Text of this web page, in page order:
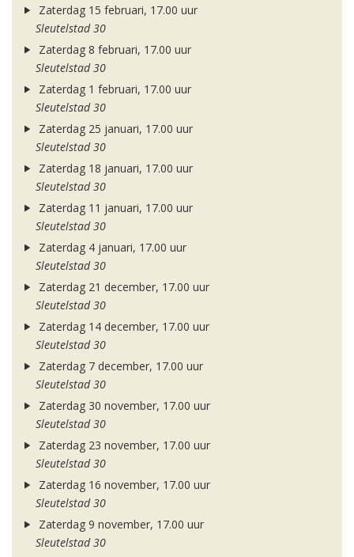
Zaterdag 15 februari, 17.00 uur
Sleutelstad 30
Zaterdag 8 februari, 17.00 uur
Sleutelstad 30
Zaterdag 1 februari, 17.00 uur
Sleutelstad 30
Zaterdag 25 januari, 17.00 uur
Sleutelstad 30
Zaterdag 18 januari, 17.00 uur
Sleutelstad 30
Zaterdag 11 januari, 17.00 uur
Sleutelstad 30
Zaterdag 4 januari, 17.00 uur
Sleutelstad 30
Zaterdag 21 december, 17.00 uur
Sleutelstad 30
Zaterdag 14 december, 17.00 uur
Sleutelstad 30
Zaterdag 7 december, 17.00 uur
Sleutelstad 30
Zaterdag 30 november, 17.00 uur
Sleutelstad 30
Zaterdag 23 november, 17.00 uur
Sleutelstad 30
Zaterdag 16 november, 17.00 uur
Sleutelstad 30
Zaterdag 9 november, 17.00 uur
Sleutelstad 30